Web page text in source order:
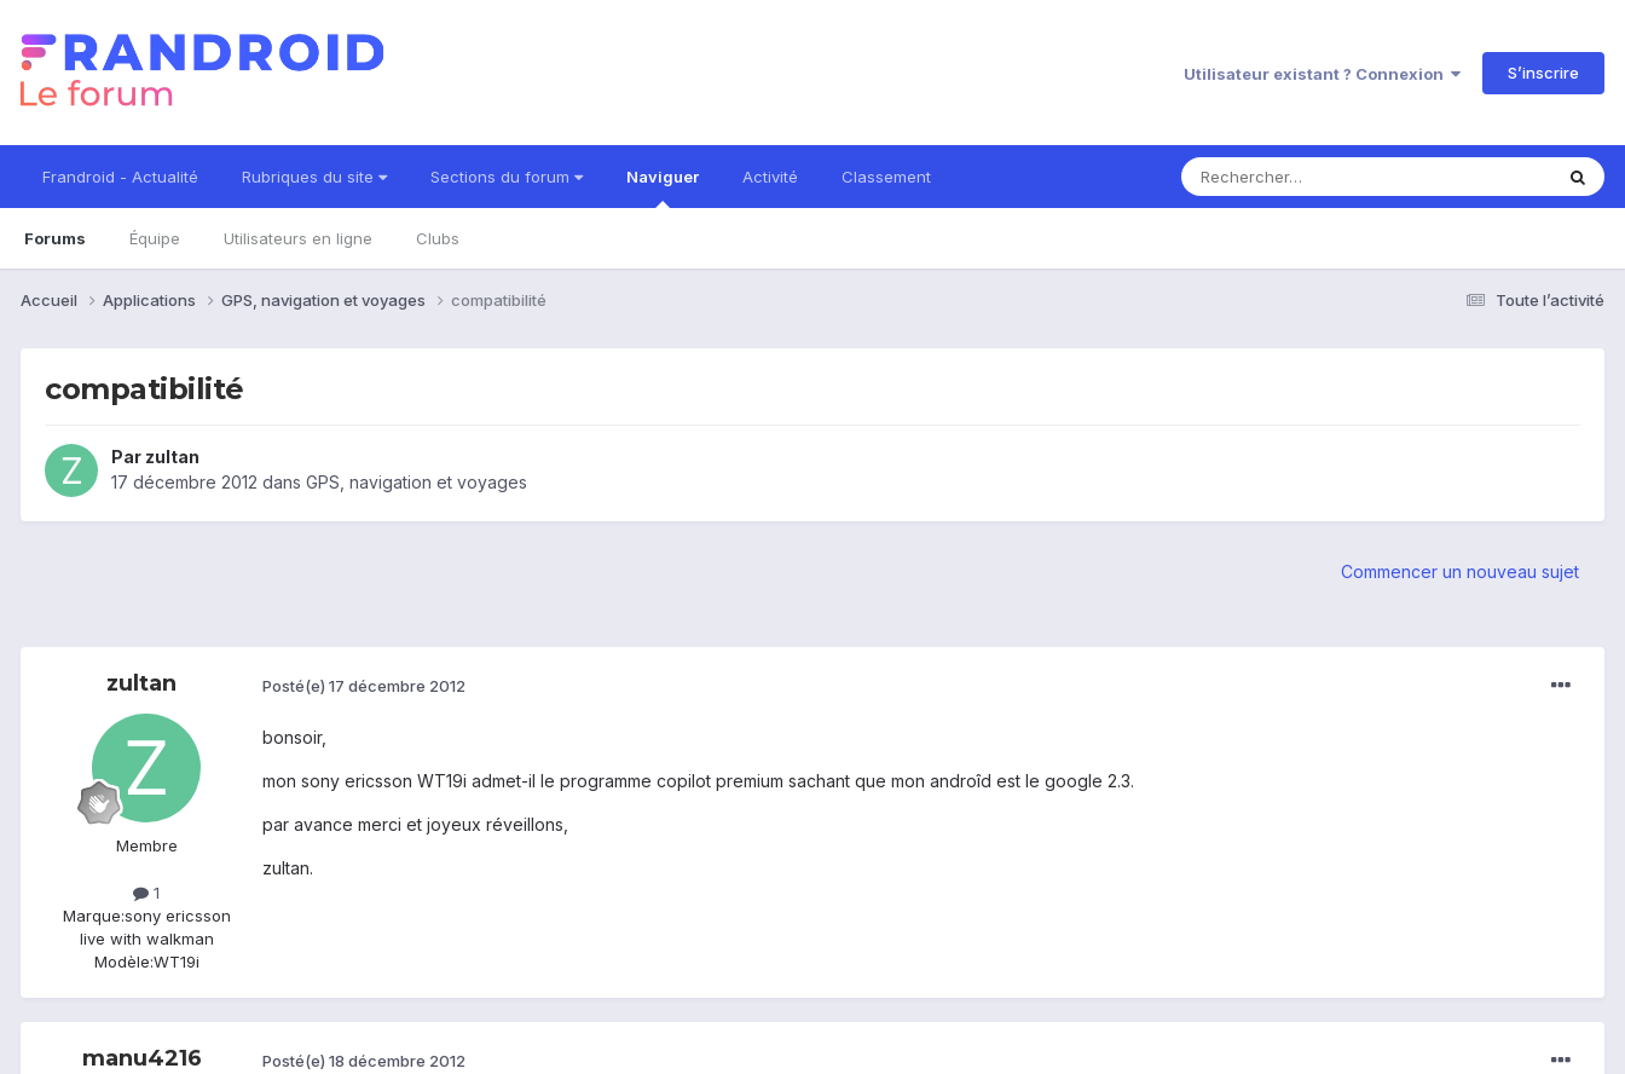
Utilisateur existant ? Connexion S’inscrire
Frandroid - Actualité Rubriques du site Sections du forum Naviguer
Forums Équipe Utilisateurs en ligne Clubs
Activité Classement
Toute l’activité
Accueil Applications GPS, navigation et voyages compatibilité
compatibilité
Par zultan
17 décembre 2012 dans GPS, navigation et voyages
Commencer un nouveau sujet
zultan
Membre
1
Marque:sony ericsson
live with walkman
Modèle:WT19i
Posté(e) 17 décembre 2012
bonsoir,
mon sony ericsson WT19i admet-il le programme copilot premium sachant que mon androîd est le google 2.3.
par avance merci et joyeux réveillons,
zultan.
manu4216 Posté(e) 18 décembre 2012